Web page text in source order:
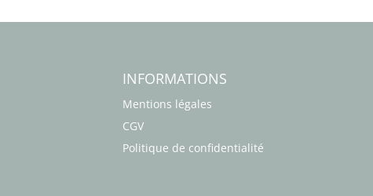
INFORMATIONS
Mentions légales
CGV
Politique de confidentialité